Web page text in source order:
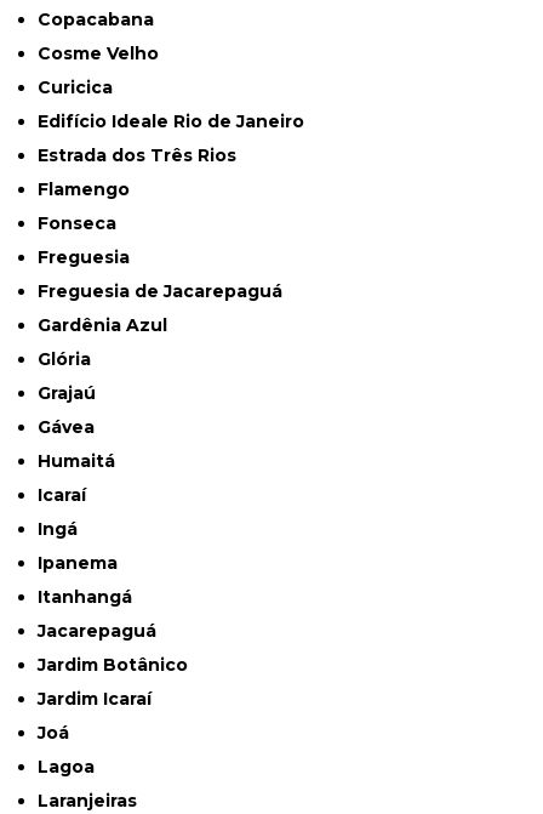
Copacabana
Cosme Velho
Curicica
Edifício Ideale Rio de Janeiro
Estrada dos Três Rios
Flamengo
Fonseca
Freguesia
Freguesia de Jacarepaguá
Gardênia Azul
Glória
Grajaú
Gávea
Humaitá
Icaraí
Ingá
Ipanema
Itanhangá
Jacarepaguá
Jardim Botânico
Jardim Icaraí
Joá
Lagoa
Laranjeiras